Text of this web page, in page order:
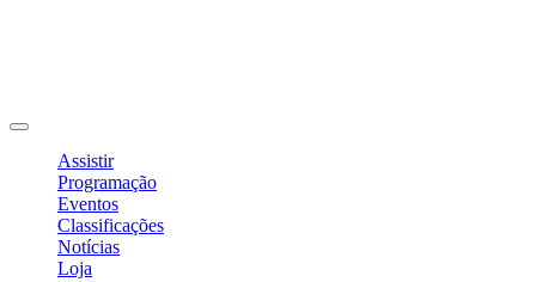
Assistir
Programação
Eventos
Classificações
Notícias
Loja